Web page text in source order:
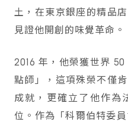
土，在東京銀座的精品
見證他開創的味覺革命。
2016 年，他榮獲世界
點師」，這項殊榮不僅
成就，更確立了他作為
位。作為「科爾伯特委